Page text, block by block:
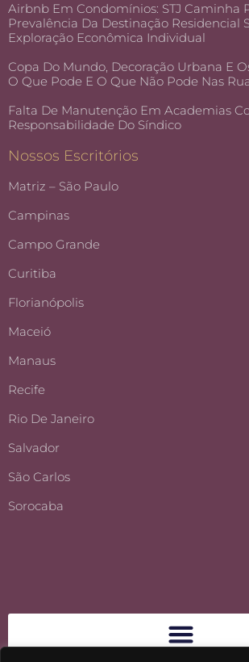
Airbnb Em Condomínios: STJ Caminha
Prevalência Da Destinação Residencial
Exploração Econômica Individual
Copa Do Mundo, Decoração Urbana E
O Que Pode E O Que Não Pode Nas
Falta De Manutenção Em Academias
Responsabilidade Do Síndico
Nossos Escritórios
Matriz – São Paulo
Campinas
Campo Grande
Curitiba
Florianópolis
Maceió
Manaus
Recife
Rio De Janeiro
Salvador
São Carlos
Sorocaba